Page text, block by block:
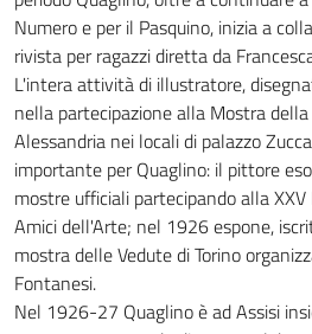
Numero e per il Pasquino, inizia a
rivista per ragazzi diretta da
L'intera attività di illustratore,
nella partecipazione alla Mostra
Alessandria nei locali di palazzo
importante per Quaglino: il pittore
mostre ufficiali partecipando alla
Amici dell'Arte; nel 1926 espone,
mostra delle Vedute di Torino
Fontanesi.
Nel 1926-27 Quaglino è ad Assisi